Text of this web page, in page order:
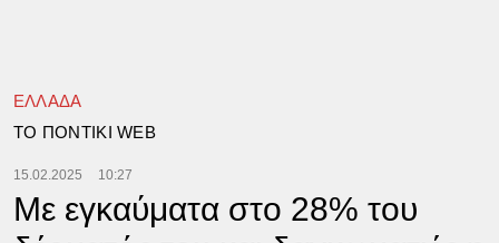
ΕΛΛΑΔΑ
TΟ ΠΟΝΤΙΚΙ WEB
15.02.2025 10:27
Με εγκαύματα στο 28% του